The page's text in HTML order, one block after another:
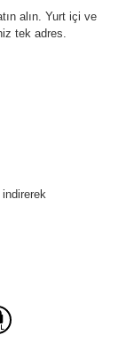
alın. Yurt içi ve
tek adres.